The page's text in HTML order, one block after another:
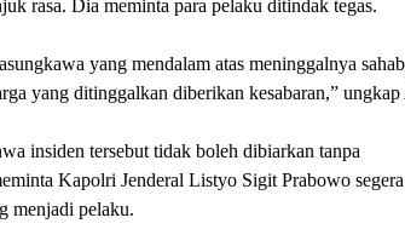
rasa. Dia meminta para pelaku ditindak tegas.
yang mendalam atas meninggalnya
yang ditinggalkan diberikan kesabaran,”
insiden tersebut tidak boleh dibiarkan tanpa
Kapolri Jenderal Listyo Sigit Prabowo
menjadi pelaku.